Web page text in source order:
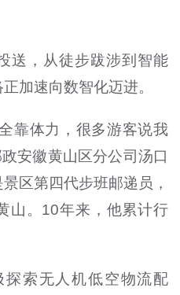
送，从徒步跋涉到智能
加速向数智化迈进。
靠体力，很多游客说我
政安徽黄山区分公司汤口
区第四代步班邮递员，
山。10年来，他累计行
探索无人机低空物流配